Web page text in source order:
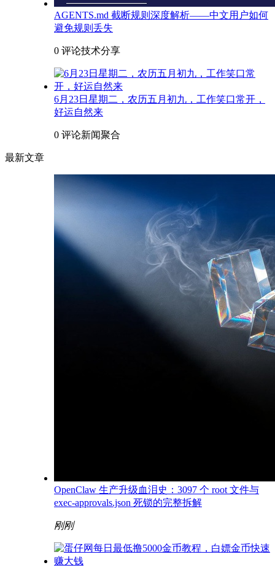
AGENTS.md 截断规则深度解析——中文用户如何
避免规则丢失
0 评论技术分享
6月23日星期二，农历五月初九，工作笑口常开，
好运自然来
0 评论新闻聚合
最新文章
OpenClaw 生产升级血泪史：3097 个 root 文件与
exec-approvals.json 死锁的完整拆解
刚刚